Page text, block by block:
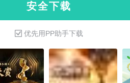
族踩在脚下！【海量热门影视原著
更新领衔主演，灵界在逃碧苍王沈
恶扬善、探索真相的过程中互生情
敖瑞鹏主演《白月梵星》影视原著
×淡漠慵懒妖王梵樾，畅销书作家星
桃花一世开》张彬彬、孙珍妮主演
安 全 下 载
优先用PP助手下载